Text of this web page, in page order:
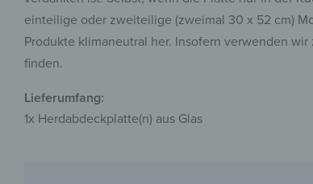
einteilige oder zweiteilige (zweimal 30 x 52 cm)
Produkte klimaneutral her. Insofern verwenden
finden.
Lieferumfang:
1x Herdabdeckplatte(n) aus Glas